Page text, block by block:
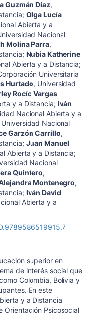
Guzmán Díaz,
; Olga Lucía
Abierta y a
Nacional
Molina Parra,
; Nubia Katherine
Abierta y a Distancia;
Universitaria
Hurtado, Universidad
Rocío Vargas
y a Distancia; Iván
Nacional Abierta y a
Universidad Nacional
Garzón Carrillo,
; Juan Manuel
Abierta y a Distancia;
Nacional
Quintero,
Montenegro,
; Iván David
Abierta y a
superior en
de interés social que
Colombia, Bolivia y
En este
y a Distancia
Orientación Psicosocial